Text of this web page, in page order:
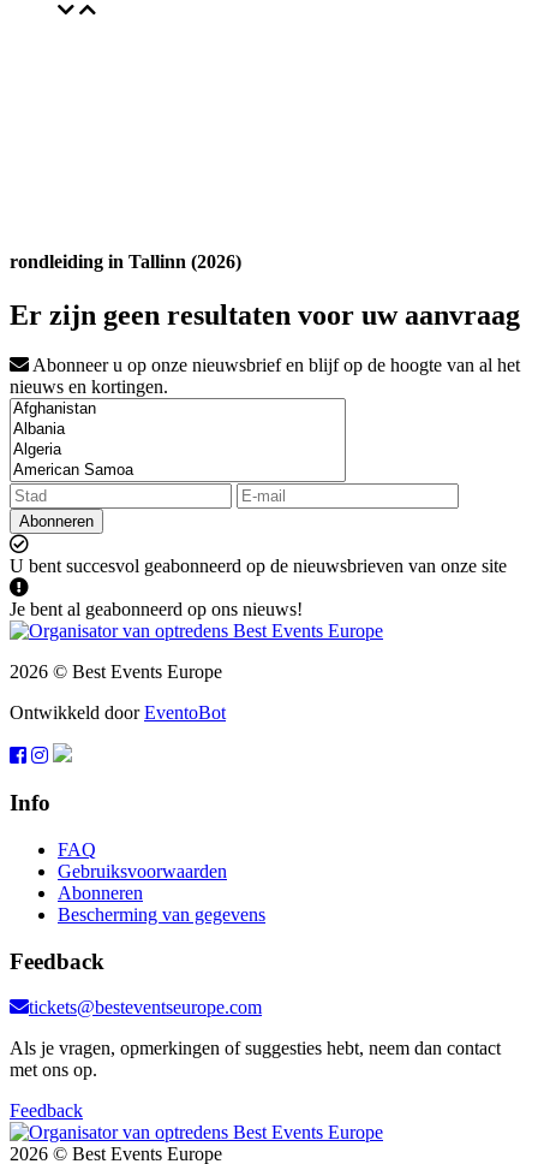
rondleiding in Tallinn (2026)
Er zijn geen resultaten voor uw aanvraag
Abonneer u op onze nieuwsbrief en blijf op de hoogte van al het
nieuws en kortingen.
Abonneren
U bent succesvol geabonneerd op de nieuwsbrieven van onze site
Je bent al geabonneerd op ons nieuws!
2026 © Best Events Europe
Ontwikkeld doorEventoBot
Info
FAQ
Gebruiksvoorwaarden
Abonneren
Bescherming van gegevens
Feedback
tickets@besteventseurope.com
Als je vragen, opmerkingen of suggesties hebt, neem dan contact
met ons op.
Feedback
2026 © Best Events Europe